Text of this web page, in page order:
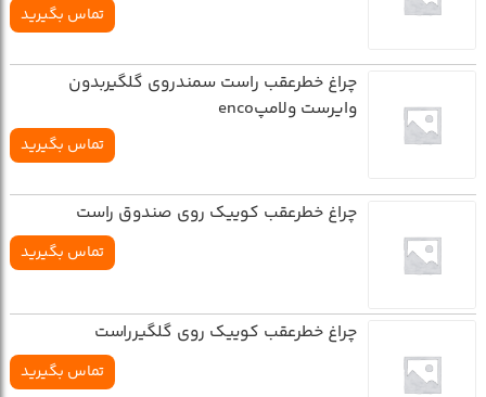
تماس بگیرید
چراغ خطرعقب راست سمندروي گلگيربدون
وايرست ولامپenco
تماس بگیرید
چراغ خطرعقب کوييک روي صندوق راست
تماس بگیرید
چراغ خطرعقب کوييک روي گلگيرراست
تماس بگیرید